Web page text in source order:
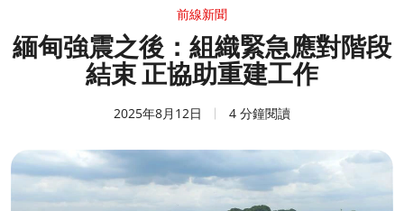
前線新聞
緬甸強震之後：組織緊急應對階段
結束 正協助重建工作
2025年8月12日 4 分鐘閱讀